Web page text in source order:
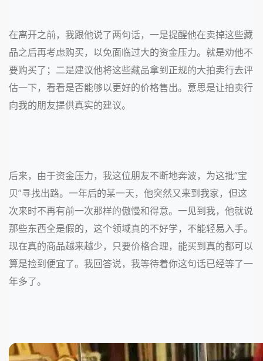
在离开之前，我跟他说了两句话，一是提醒他在卖掉这些藏
品之后再考虑购买，以免面临过大的资金压力。就是劝他不
要购买了；二是建议他将这些藏品拿到正规的大拍卖行去评
估一下，看看是否能够以更好的价格售出。意思是让拍卖行
向我的朋友提供真实的建议。
后来，由于资金压力，我这位朋友不断地奔波，为这批“宝
贝”寻找出路。一年后的某一天，他突然又来到我家，但这
次来时不再有前一次那样的傲慢和得意。一见到我，他就说
那些东西全是假的，这个领域真的不好学，不能轻易入手。
现在真的商品越来越少，只要价格合理，能买到真的都可以
算是捡到便宜了。我回答说，我等待着你这句话已经等了一
年多了。